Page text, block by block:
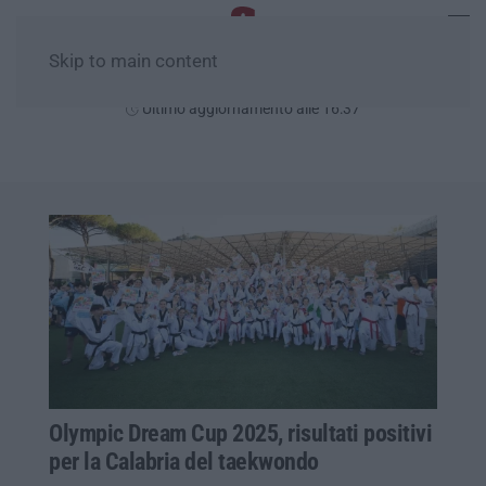
Skip to main content
Ultimo aggiornamento alle 16:37
Olympic Dream Cup 2025, risultati positivi
per la Calabria del taekwondo